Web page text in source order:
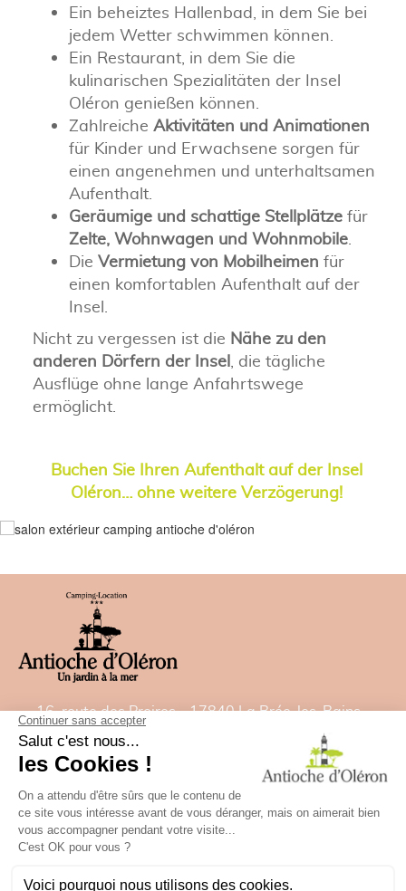
Ein beheiztes Hallenbad, in dem Sie bei
jedem Wetter schwimmen können.
Ein Restaurant, in dem Sie die
kulinarischen Spezialitäten der Insel
Oléron genießen können.
Zahlreiche Aktivitäten und Animationen
für Kinder und Erwachsene sorgen für
einen angenehmen und unterhaltsamen
Aufenthalt.
Geräumige und schattige Stellplätzefür
Zelte, Wohnwagen und Wohnmobile.
Die Vermietung von Mobilheimen für
einen komfortablen Aufenthalt auf der
Insel.
Nicht zu vergessen ist die Nähe zu den
anderen Dörfern der Insel, die tägliche
Ausflüge ohne lange Anfahrtswege
ermöglicht.
Buchen Sie Ihren Aufenthalt auf der Insel
Oléron… ohne weitere Verzögerung!
16, route des Proires - 17840 La Brée-les-Bains -
Tel:05 46 47 92 00
- Fax: 05 46 47 82 22
E-Mail:contact@camping-antiochedoleron.com
GPS: Breitengrad= 46.021532828 - Länge=
-1.35827488